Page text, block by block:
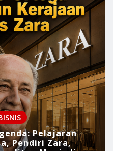
Pelajaran
Pendiri Zara,
Menjadi
Aug 3, 2026